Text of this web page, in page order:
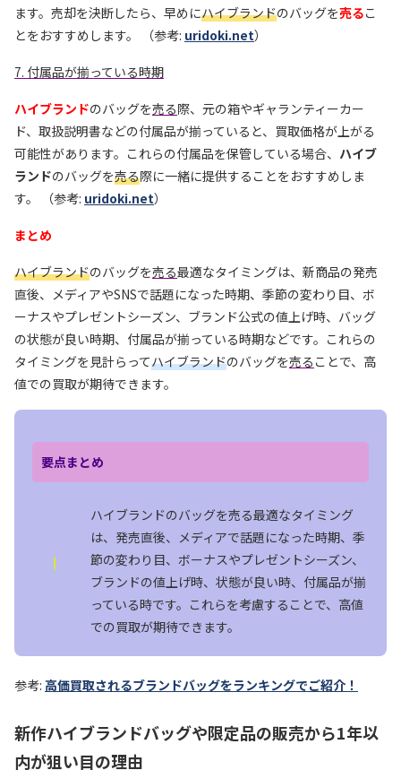
ます。売却を決断したら、早めにハイブランドのバッグを売るこ
とをおすすめします。 （参考: uridoki.net）
7. 付属品が揃っている時期
ハイブランドのバッグを売る際、元の箱やギャランティーカー
ド、取扱説明書などの付属品が揃っていると、買取価格が上がる
可能性があります。これらの付属品を保管している場合、 ハイブ
ランドのバッグを売る際に一緒に提供することをおすすめしま
す。 （参考: uridoki.net）
まとめ
ハイブランドのバッグを売る最適なタイミングは、新商品の発売
直後、メディアやSNSで話題になった時期、季節の変わり目、ボ
ーナスやプレゼントシーズン、ブランド公式の値上げ時、バッグ
の状態が良い時期、付属品が揃っている時期などです。これらの
タイミングを見計らってハイブランドのバッグを売る ことで、高
値での買取が期待できます。
要点まとめ
ハイブランドのバッグを売る最適なタイミング
は、発売直後、メディアで話題になった時期、季
節の変わり目、ボーナスやプレゼントシーズン、
ブランドの値上げ時、状態が良い時、付属品が揃
っている時です。これらを考慮することで、高値
での買取が期待できます。
参考: 高価買取されるブランドバッグをランキングでご紹介！
新作ハイブランドバッグや限定品の販売から1年以
内が狙い目の理由